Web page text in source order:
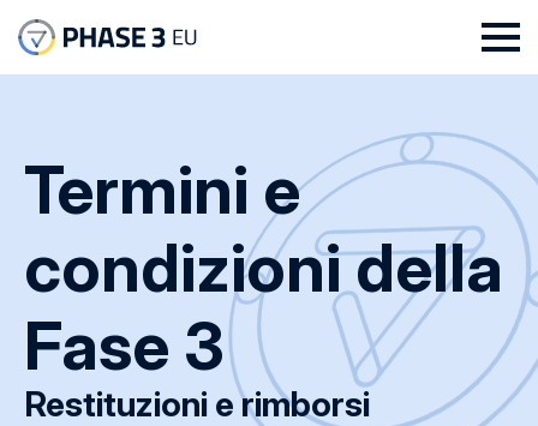
Termini e
condizioni della
Fase 3
Restituzioni e rimborsi